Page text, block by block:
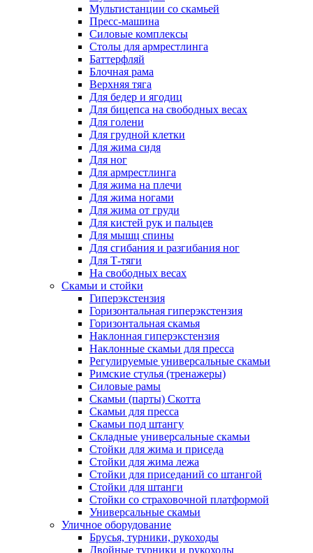
Мультистанции со скамьей
Пресс-машина
Силовые комплексы
Столы для армрестлинга
Баттерфляй
Блочная рама
Верхняя тяга
Для бедер и ягодиц
Для бицепса на свободных весах
Для голени
Для грудной клетки
Для жима сидя
Для ног
Для армрестлинга
Для жима на плечи
Для жима ногами
Для жима от груди
Для кистей рук и пальцев
Для мышц спины
Для сгибания и разгибания ног
Для Т-тяги
На свободных весах
Скамьи и стойки
Гиперэкстензия
Горизонтальная гиперэкстензия
Горизонтальная скамья
Наклонная гиперэкстензия
Наклонные скамьи для пресса
Регулируемые универсальные скамьи
Римские стулья (тренажеры)
Силовые рамы
Скамьи (парты) Скотта
Скамьи для пресса
Скамьи под штангу
Складные универсальные скамьи
Стойки для жима и приседа
Стойки для жима лежа
Стойки для приседаний со штангой
Стойки для штанги
Стойки со страховочной платформой
Универсальные скамьи
Уличное оборудование
Брусья, турники, рукоходы
Двойные турники и рукоходы